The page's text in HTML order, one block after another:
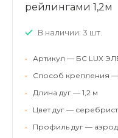
рейлингами 1,2м
В наличии: 3 шт.
•
Артикул — БС LUX
•
Способ крепления
•
Длина дуг — 1,2 м
•
Цвет дуг —
•
Профиль дуг —